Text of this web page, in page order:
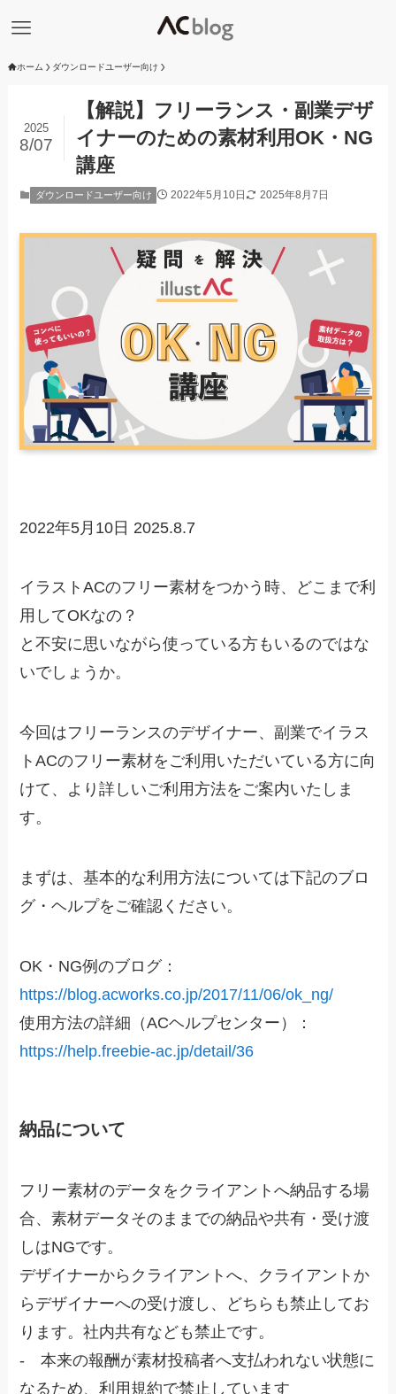
ホーム ダウンロードユーザー向け
【解説】フリーランス・副業デザ
イナーのための素材利用OK・NG
講座
2025
8/07
ダウンロードユーザー向け 2022年5月10日 2025年8月7日
2022年5月10日 2025.8.7
イラストACのフリー素材をつかう時、どこまで利
用してOKなの？
と不安に思いながら使っている方もいるのではな
いでしょうか。
今回はフリーランスのデザイナー、副業でイラス
トACのフリー素材をご利用いただいている方に向
けて、より詳しいご利用方法をご案内いたしま
す。
まずは、基本的な利用方法については下記のブロ
グ・ヘルプをご確認ください。
OK・NG例のブログ：
https://blog.acworks.co.jp/2017/11/06/ok_ng/
使用方法の詳細（ACヘルプセンター）：
https://help.freebie-ac.jp/detail/36
納品について
フリー素材のデータをクライアントへ納品する場
合、素材データそのままでの納品や共有・受け渡
しはNGです。
デザイナーからクライアントへ、クライアントか
らデザイナーへの受け渡し、どちらも禁止してお
ります。社内共有なども禁止です。
- 本来の報酬が素材投稿者へ支払われない状態に
なるため、利用規約で禁止しています